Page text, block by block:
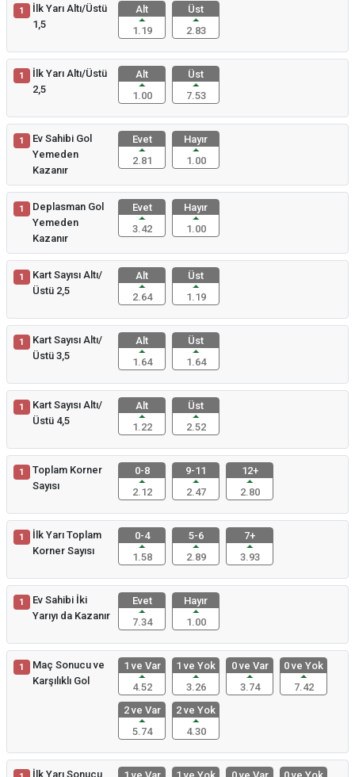
1
İlk Yarı Altı/Üstü
1,5
Alt
1.19
Üst
2.83
1
İlk Yarı Altı/Üstü
2,5
Alt
1.00
Üst
7.53
1
Ev Sahibi Gol
Yemeden
Kazanır
Evet
2.81
Hayır
1.00
1
Deplasman Gol
Yemeden
Kazanır
Evet
3.42
Hayır
1.00
1
Kart Sayısı Altı/
Üstü 2,5
Alt
2.64
Üst
1.19
1
Kart Sayısı Altı/
Üstü 3,5
Alt
1.64
Üst
1.64
1
Kart Sayısı Altı/
Üstü 4,5
Alt
1.22
Üst
2.52
1
Toplam Korner
Sayısı
0-8
2.12
9-11
2.47
12+
2.80
1
İlk Yarı Toplam
Korner Sayısı
0-4
1.58
5-6
2.89
7+
3.93
1
Ev Sahibi İki
Yarıyı da Kazanır
Evet
7.34
Hayır
1.00
1
Maç Sonucu ve
Karşılıklı Gol
1 ve Var
4.52
1 ve Yok
3.26
0 ve Var
3.74
0 ve Yok
7.42
2 ve Var
5.74
2 ve Yok
4.30
İlk Yarı Sonucu